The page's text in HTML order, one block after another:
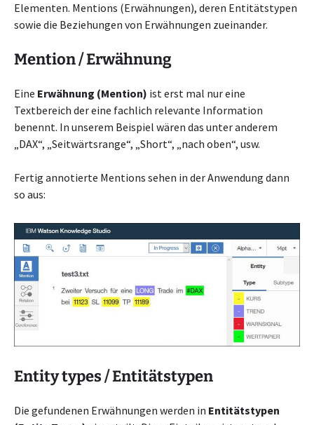
Elementen. Mentions (Erwähnungen), deren Entitätstypen
sowie die Beziehungen von Erwähnungen zueinander.
Mention / Erwähnung
Eine Erwähnung (Mention) ist erst mal nur eine
Textbereich der eine fachlich relevante Information
benennt. In unserem Beispiel wären das unter anderem
„DAX“, „Seitwärtsrange“, „Short“, „nach oben“, usw.
Fertig annotierte Mentions sehen in der Anwendung dann
so aus:
Entity types / Entitätstypen
Die gefundenen Erwähnungen werden in Entitätstypen